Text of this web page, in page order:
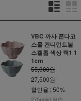
VBC 까사 폰다코
스몰 컨디먼트볼
스켈롭 색상 택1 1
1cm
55,000원
27,500원
할인율 : 50%
275point 적립